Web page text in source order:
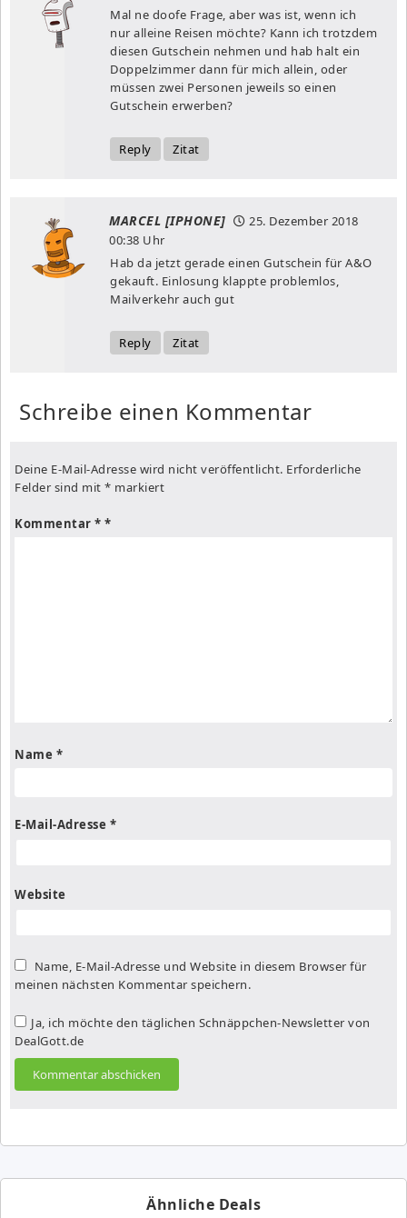
Mal ne doofe Frage, aber was ist, wenn ich
nur alleine Reisen möchte? Kann ich trotzdem
diesen Gutschein nehmen und hab halt ein
Doppelzimmer dann für mich allein, oder
müssen zwei Personen jeweils so einen
Gutschein erwerben?
Reply Zitat
MARCEL [IPHONE]
25. Dezember 2018
00:38 Uhr
Hab da jetzt gerade einen Gutschein für A&O
gekauft. Einlosung klappte problemlos,
Mailverkehr auch gut
Reply Zitat
Schreibe einen Kommentar
Deine E-Mail-Adresse wird nicht veröffentlicht. Erforderliche
Felder sind mit * markiert
Kommentar *
Name *
E-Mail-Adresse *
Website
Name, E-Mail-Adresse und Website in diesem Browser für
meinen nächsten Kommentar speichern.
Ja, ich möchte den täglichen Schnäppchen-Newsletter von
DealGott.de
Ähnliche Deals